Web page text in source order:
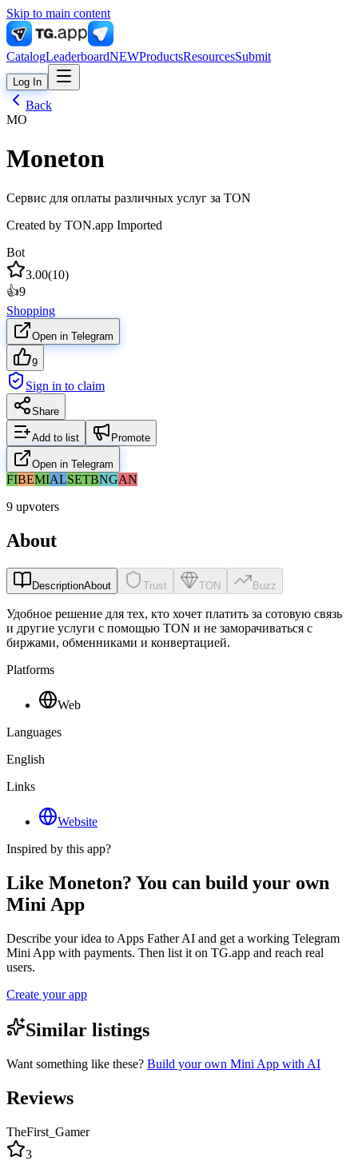
Skip to main content
CatalogLeaderboardNEWProductsResourcesSubmit
Log In
Back
MO
Moneton
Сервис для оплаты различных услуг за TON
Created by TON.app Imported
Bot
3.00(10)
👍9
Shopping
Open in Telegram
9
Sign in to claim
Share
Add to list Promote
Open in Telegram
FIBEMIALSETBNGAN
9 upvoters
About
DescriptionAbout Trust TON Buzz
Удобное решение для тех, кто хочет платить за сотовую связь
и другие услуги с помощью TON и не заморачиваться с
биржами, обменниками и конвертацией.
Platforms
Web
Languages
English
Links
Website
Inspired by this app?
Like Moneton? You can build your own
Mini App
Describe your idea to Apps Father AI and get a working Telegram
Mini App with payments. Then list it on TG.app and reach real
users.
Create your app
Similar listings
Want something like these? Build your own Mini App with AI
Reviews
TheFirst_Gamer
3